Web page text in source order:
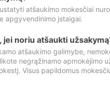
atšaukimo mokesčiai
apgyvendinimo įstaigai.
noriu atšaukti
atšaukimo galimybe,
negrąžinamo apmokėjimo
Visus papildomus